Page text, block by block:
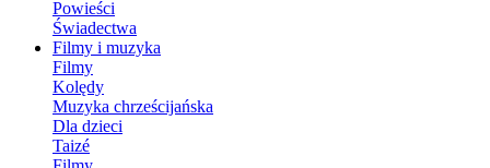
Powieści
Świadectwa
Filmy i muzyka
Filmy
Kolędy
Muzyka chrześcijańska
Dla dzieci
Taizé